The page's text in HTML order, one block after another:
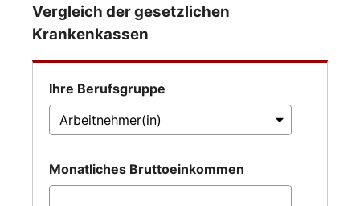
Vergleich der gesetzlichen
Krankenkassen
Ihre Berufsgruppe
Monatliches Bruttoeinkommen